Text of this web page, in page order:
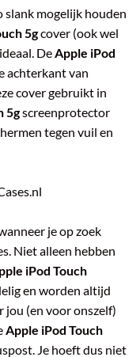
slank mogelijk houden
5gcover (ook wel
DeApple iPod
achterkant van
cover gebruikt in
5gscreenprotector
tegen vuil en
je op zoek
Niet alleen hebben
iPod Touch
en worden altijd
jou (en voor onszelf)
Apple iPod Touch
Je hoeft dus niet